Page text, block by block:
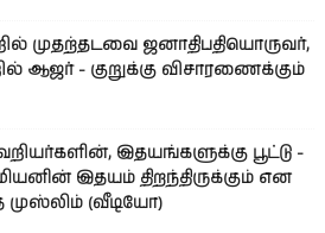
முதற்தடவை ஜனாதிபதியொருவர்,
ஆஜர் - குறுக்கு விசாரணைக்கும்
இதயங்களுக்கு பூட்டு -
இதயம் திறந்திருக்கும் என
முஸ்லிம் (வீடியோ)